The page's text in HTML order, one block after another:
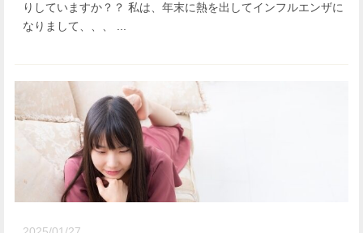
りしていますか？？ 私は、年末に熱を出してインフルエンザに
なりまして、、、 ...